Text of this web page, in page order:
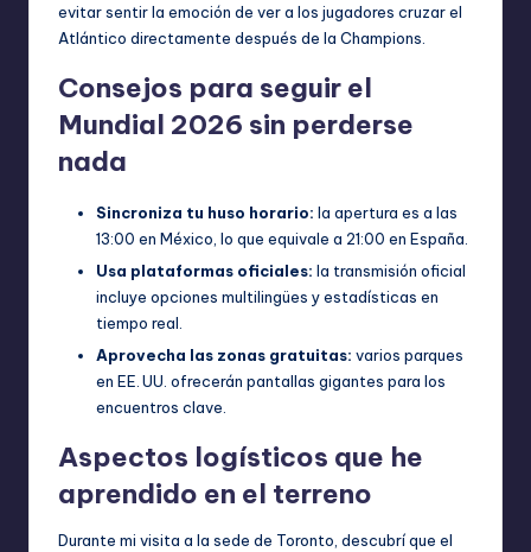
evitar sentir la emoción de ver a los jugadores cruzar el
Atlántico directamente después de la Champions.
Consejos para seguir el
Mundial 2026 sin perderse
nada
Sincroniza tu huso horario: la apertura es a las
13:00 en México, lo que equivale a 21:00 en España.
Usa plataformas oficiales: la transmisión oficial
incluye opciones multilingües y estadísticas en
tiempo real.
Aprovecha las zonas gratuitas: varios parques
en EE. UU. ofrecerán pantallas gigantes para los
encuentros clave.
Aspectos logísticos que he
aprendido en el terreno
Durante mi visita a la sede de Toronto, descubrí que el